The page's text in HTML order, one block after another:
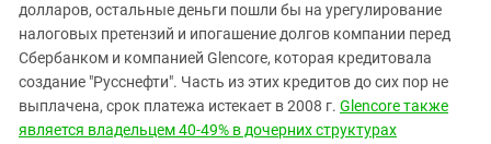
долларов, остальные деньги пошли бы на урегулирование
налоговых претензий и ипогашение долгов компании перед
Сбербанком и компанией Glencore, которая кредитовала
создание "Русснефти". Часть из этих кредитов до сих пор не
выплачена, срок платежа истекает в 2008 г. Glencore также
является владельцем 40-49% в дочерних структурах